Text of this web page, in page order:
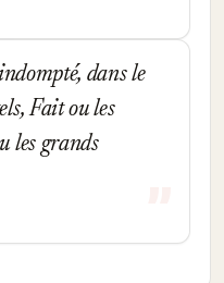
dans le
Fait ou les
les grands